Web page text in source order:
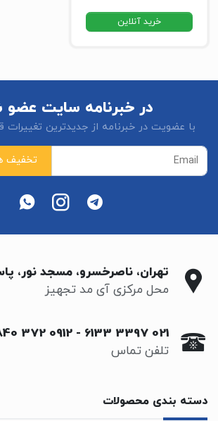
خرید آنلاین
در خبرنامه سایت عضو
با عضویت در خبرنامه از جدیدترین
تهران، ناصرخسرو، مسجد نور،
محل مرکزی آی مد تجهیز
021 3397 6133
-
0912 372 1840
تلفن تماس
دسته بندی محصولات